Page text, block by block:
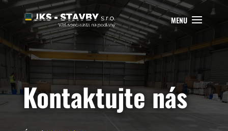
Kontaktujte nás